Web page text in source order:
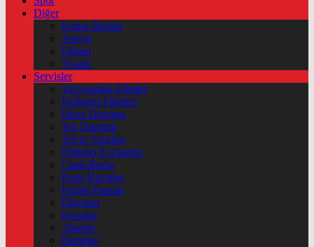
Diğer
Kamu İlanları
Asayiş
Eğitim
Yaşam
Servisler
Vizyondaki Filmler
Haftanin Filmleri
Hava Durumu
Yol Durumu
Yayın Akışları
Nöbetçi Eczaneler
Canlı Borsa
Puan Durumu
Kripto Paralar
Dövizler
Hisseler
Altınlar
Pariteler